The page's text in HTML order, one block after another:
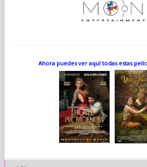
Ahora puedes ver aquí todas estas